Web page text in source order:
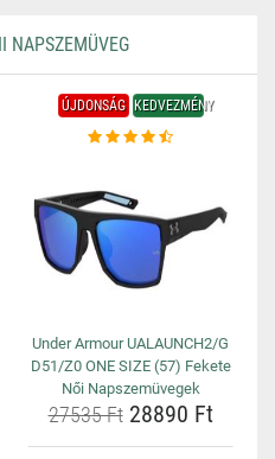
NAPSZEMÜVEG
ÚJDONSÁG KEDVEZMÉNY
Under Armour UALAUNCH2/G
D51/Z0 ONE SIZE (57) Fekete
Női Napszemüvegek
27535 Ft28890 Ft